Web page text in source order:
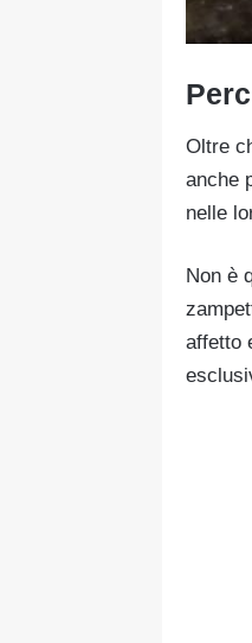
Oltre
anche
nelle
Non è
affetto